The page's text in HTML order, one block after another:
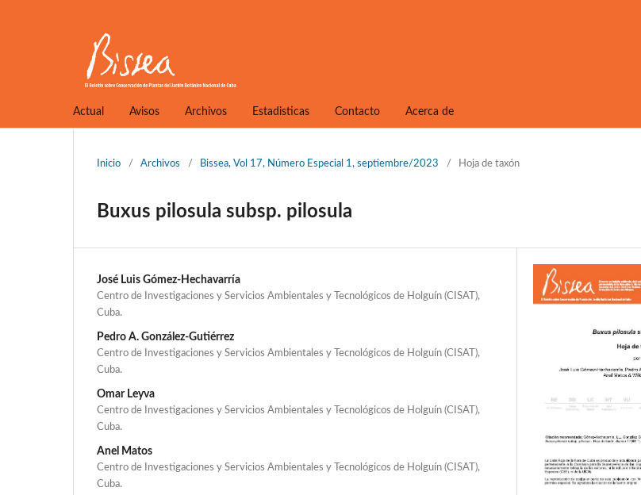
Actual Avisos Archivos Estadisticas Contacto Acerca de
Inicio / Archivos / Bissea, Vol 17, Número Especial 1, septiembre/2023 / Hoja de taxón
Buxus pilosula subsp. pilosula
José Luis Gómez-Hechavarría
Centro de Investigaciones y Servicios Ambientales y Tecnológicos de Holguín (CISAT),
Cuba.
Pedro A. González-Gutiérrez
Centro de Investigaciones y Servicios Ambientales y Tecnológicos de Holguín (CISAT),
Cuba.
Omar Leyva
Centro de Investigaciones y Servicios Ambientales y Tecnológicos de Holguín (CISAT),
Cuba.
Anel Matos
Centro de Investigaciones y Servicios Ambientales y Tecnológicos de Holguín (CISAT),
Cuba.